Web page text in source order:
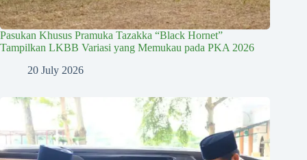
Pasukan Khusus Pramuka Tazakka “Black Hornet”
Tampilkan LKBB Variasi yang Memukau pada PKA 2026
20 July 2026